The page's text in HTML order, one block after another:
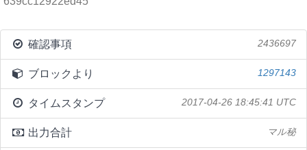
確認事項 2436697
ブロックより 1297143
タイムスタンプ 2017-04-26 18:45:41 UTC
出力合計 マル秘